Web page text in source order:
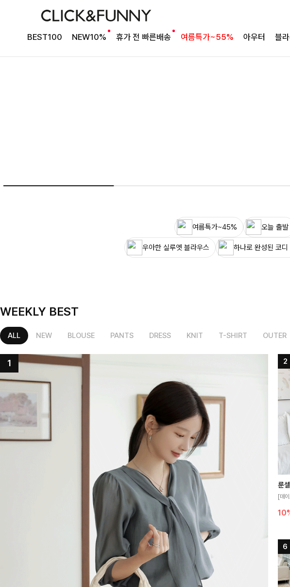
BEST100 NEW10% 휴가 전 빠른배송 여름특가~55% 아우터 블
여름의 끝을 완성할
감각적인 원피스
여름특가~45% 오늘 출발
우아한 실루엣 블라우스 하나로 완성된 코
WEEKLY BEST
ALL NEW BLOUSE PANTS DRESS KNIT T-SHIRT OUTER
룬
[데
성해
즐기